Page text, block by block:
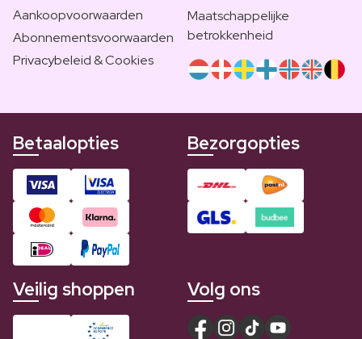
Aankoopvoorwaarden
Abonnementsvoorwaarden
Privacybeleid & Cookies
Maatschappelijke
betrokkenheid
Betaalopties Bezorgopties
Veilig shoppen Volg ons